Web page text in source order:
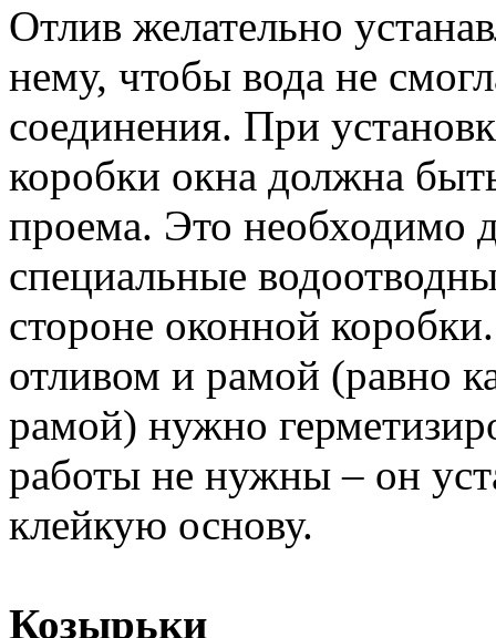
Отлив желательно
нему, чтобы вода не
соединения. При
коробки окна должна
проема. Это необходимо
специальные
стороне оконной
отливом и рамой (равно
рамой) нужно
работы не нужны – он
клейкую основу.
Козырьки